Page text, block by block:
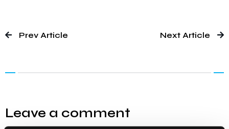
Prev Article Next Article
Leave a comment